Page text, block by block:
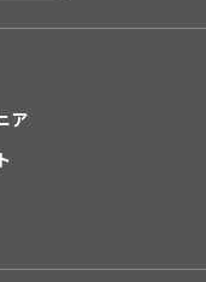
ア